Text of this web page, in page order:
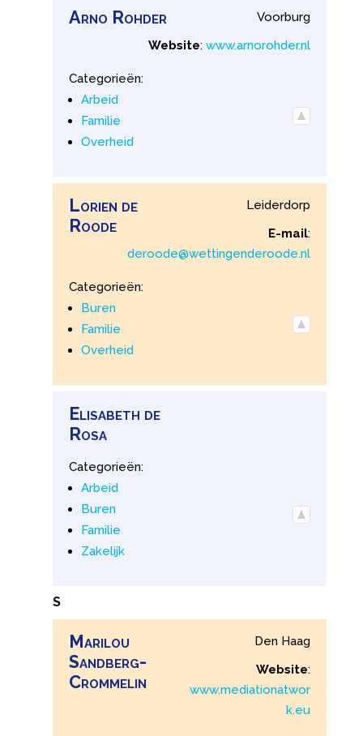
Arno Rohder
Voorburg
Website: www.arnorohder.nl
Categorieën:
Arbeid
Familie
Overheid
Lorien de
Roode
Leiderdorp
E-mail:
deroode@wettingenderoode.nl
Categorieën:
Buren
Familie
Overheid
Elisabeth de
Rosa
Categorieën:
Arbeid
Buren
Familie
Zakelijk
S
Marilou
Sandberg-
Crommelin
Den Haag
Website:
www.mediationatwor
k.eu